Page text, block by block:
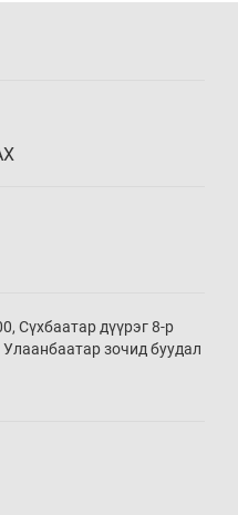
Сүхбаатар дүүрэг 8-р
зочид буудал